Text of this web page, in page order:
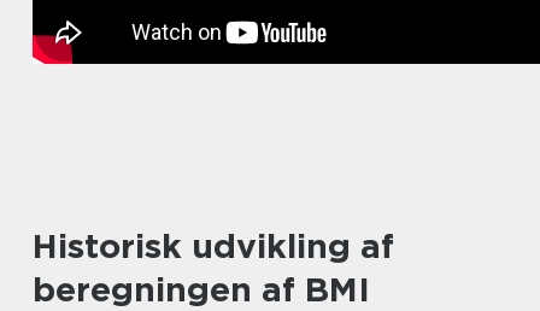
Historisk udvikling af
beregningen af BMI